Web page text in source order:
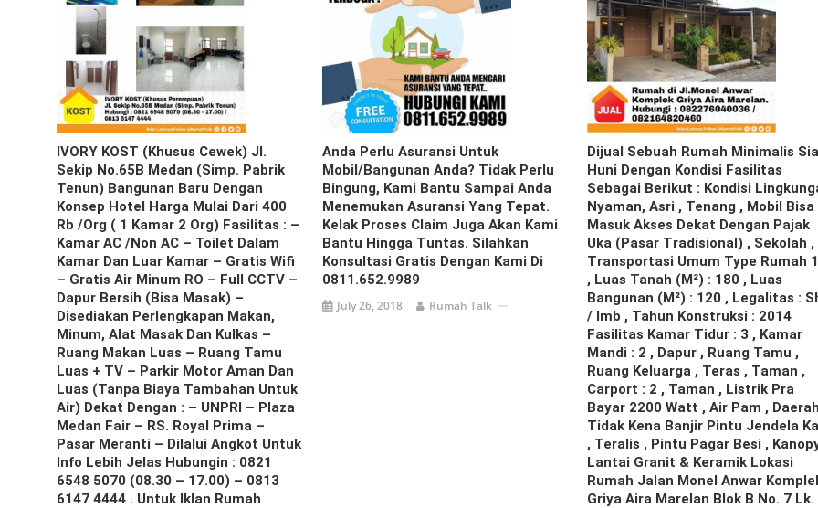
IVORY KOST (Khusus Cewek) Jl.
Sekip No.65B Medan (Simp. Pabrik
Tenun) Bangunan Baru Dengan
Konsep Hotel Harga Mulai Dari 400
Rb /org ( 1 Kamar 2 Org) Fasilitas : –
Kamar AC /Non AC – Toilet Dalam
Kamar Dan Luar Kamar – Gratis Wifi
– Gratis Air Minum RO – Full CCTV –
Dapur Bersih (Bisa Masak) –
Disediakan Perlengkapan Makan,
Minum, Alat Masak Dan Kulkas –
Ruang Makan Luas – Ruang Tamu
Luas + TV – Parkir Motor Aman Dan
Luas (Tanpa Biaya Tambahan Untuk
Air) Dekat Dengan : – UNPRI – Plaza
Medan Fair – RS. Royal Prima –
Pasar Meranti – Dilalui Angkot Untuk
Info Lebih Jelas Hubungin : 0821
6548 5070 (08.30 – 17.00) – 0813
6147 4444 . Untuk Iklan Rumah
Anda Perlu Asuransi Untuk
Mobil/bangunan Anda? Tidak Perlu
Bingung, Kami Bantu Sampai Anda
Menemukan Asuransi Yang Tepat.
Kelak Proses Claim Juga Akan Kami
Bantu Hingga Tuntas. Silahkan
Konsultasi Gratis Dengan Kami Di
0811.652.9989
July 26, 2018 Rumah Talk
Dijual Sebuah Rumah Minimalis
Huni Dengan Kondisi Fasilitas
Sebagai Berikut : Kondisi
Nyaman, Asri , Tenang , Mobil Bisa
Masuk Akses Dekat Dengan Pajak
Uka (pasar Tradisional) , Sekolah ,
Transportasi Umum Type Rumah
, Luas Tanah (m²) : 180 , Luas
Bangunan (m²) : 120 , Legalitas :
/ Imb , Tahun Konstruksi : 2014
Fasilitas Kamar Tidur : 3 , Kamar
Mandi : 2 , Dapur , Ruang Tamu ,
Ruang Keluarga , Teras , Taman ,
Carport : 2 , Taman , Listrik Pra
Bayar 2200 Watt , Air Pam , Daerah
Tidak Kena Banjir Pintu Jendela
, Teralis , Pintu Pagar Besi ,
Lantai Granit & Keramik Lokasi
Rumah Jalan Monel Anwar
Griya Aira Marelan Blok B No. 7 Lk.